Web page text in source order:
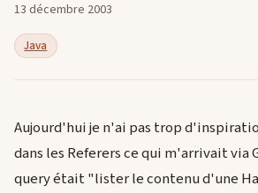
13 décembre 2003
Java
Aujourd'hui je n'ai pas trop
dans les Referers ce qui m'arrivait via
query était "lister le contenu d'une